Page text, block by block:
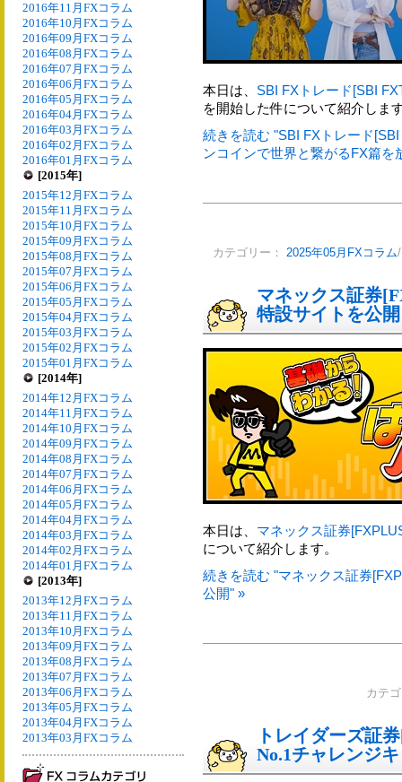
2016年11月FXコラム
2016年10月FXコラム
2016年09月FXコラム
2016年08月FXコラム
2016年07月FXコラム
2016年06月FXコラム
2016年05月FXコラム
2016年04月FXコラム
2016年03月FXコラム
2016年02月FXコラム
2016年01月FXコラム
[2015年]
2015年12月FXコラム
2015年11月FXコラム
2015年10月FXコラム
2015年09月FXコラム
2015年08月FXコラム
2015年07月FXコラム
2015年06月FXコラム
2015年05月FXコラム
2015年04月FXコラム
2015年03月FXコラム
2015年02月FXコラム
2015年01月FXコラム
[2014年]
2014年12月FXコラム
2014年11月FXコラム
2014年10月FXコラム
2014年09月FXコラム
2014年08月FXコラム
2014年07月FXコラム
2014年06月FXコラム
2014年05月FXコラム
2014年04月FXコラム
2014年03月FXコラム
2014年02月FXコラム
2014年01月FXコラム
[2013年]
2013年12月FXコラム
2013年11月FXコラム
2013年10月FXコラム
2013年09月FXコラム
2013年08月FXコラム
2013年07月FXコラム
2013年06月FXコラム
2013年05月FXコラム
2013年04月FXコラム
2013年03月FXコラム
本日は、 SBI FXトレード[SBI
を開始した件について紹介しま
続きを読む "SBI FXトレード
ンコインで世界と繋がるFX篇を
カテゴリー： 2025年05月FXコラム
マネックス証券
特設サイトを公開
本日は、 マネックス証券
について紹介します。
続きを読む "マネックス証券
公開" »
カテ
トレイダーズ証
No.1チャレンジ